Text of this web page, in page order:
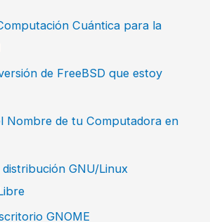
Cuántica para la
de FreeBSD que estoy
Nombre de tu Computadora en
GNU/Linux
GNOME